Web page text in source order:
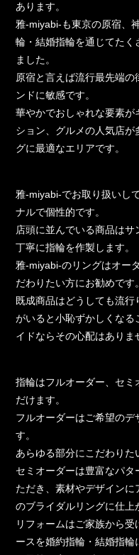
あります。
雅-miyabi-も東京の原宿、
輪・結婚指輪を通じてたく
ました。
原宿と言えば流行最先端
ンドに敏感です。
華やかでおしゃれな要素が
ション、グルメの人気店
グに最適なエリアです。
雅-miyabi-でお取り扱いし
ナルで個性的です。
店頭に並んでいる商品は
丁寧に指輪を作製します。
雅-miyabi-のリングはオー
だわりたい方にお勧めです。
既成商品はどうしても流
がいると小恥ずかしくなる
イドならその心配はありま
指輪はフルオーダー、セ
だけます。
フルオーダーはご希望のデ
す。
あらゆる部分にこだわりた
セミオーダーは豊富なパ
ただき、素材やデザイン
のブライダルリングに仕上
リフォームはご家族から
ースを婚約指輪・結婚指輪